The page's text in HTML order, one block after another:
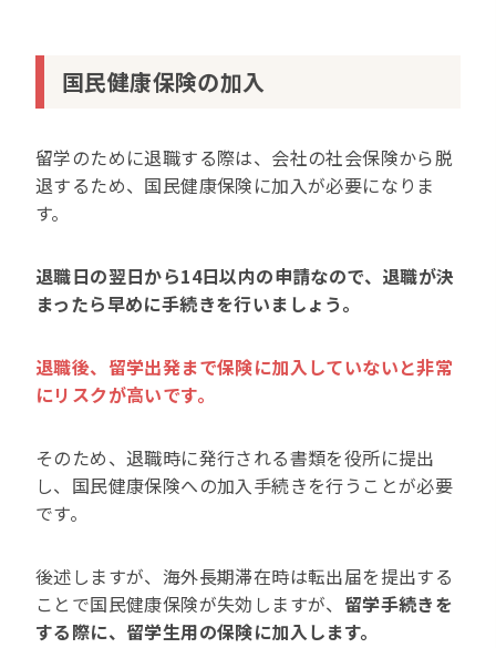
国民健康保険の加入
留学のために退職する際は、会社の社会保険から脱
退するため、国民健康保険に加入が必要になりま
す。
退職日の翌日から14日以内の申請なので、退職が決
まったら早めに手続きを行いましょう。
退職後、留学出発まで保険に加入していないと非常
にリスクが高いです。
そのため、退職時に発行される書類を役所に提出
し、国民健康保険への加入手続きを行うことが必要
です。
後述しますが、海外長期滞在時は転出届を提出する
ことで国民健康保険が失効しますが、 留学手続きを
する際に、留学生用の保険に加入します。